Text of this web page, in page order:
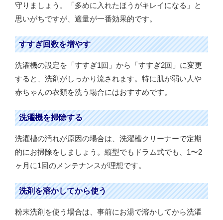
守りましょう。「多めに入れたほうがキレイになる」と
思いがちですが、適量が一番効果的です。
すすぎ回数を増やす
洗濯機の設定を「すすぎ1回」から「すすぎ2回」に変更
すると、洗剤がしっかり流されます。特に肌が弱い人や
赤ちゃんの衣類を洗う場合にはおすすめです。
洗濯機を掃除する
洗濯槽の汚れが原因の場合は、洗濯槽クリーナーで定期
的にお掃除をしましょう。縦型でもドラム式でも、1〜2
ヶ月に1回のメンテナンスが理想です。
洗剤を溶かしてから使う
粉末洗剤を使う場合は、事前にお湯で溶かしてから洗濯